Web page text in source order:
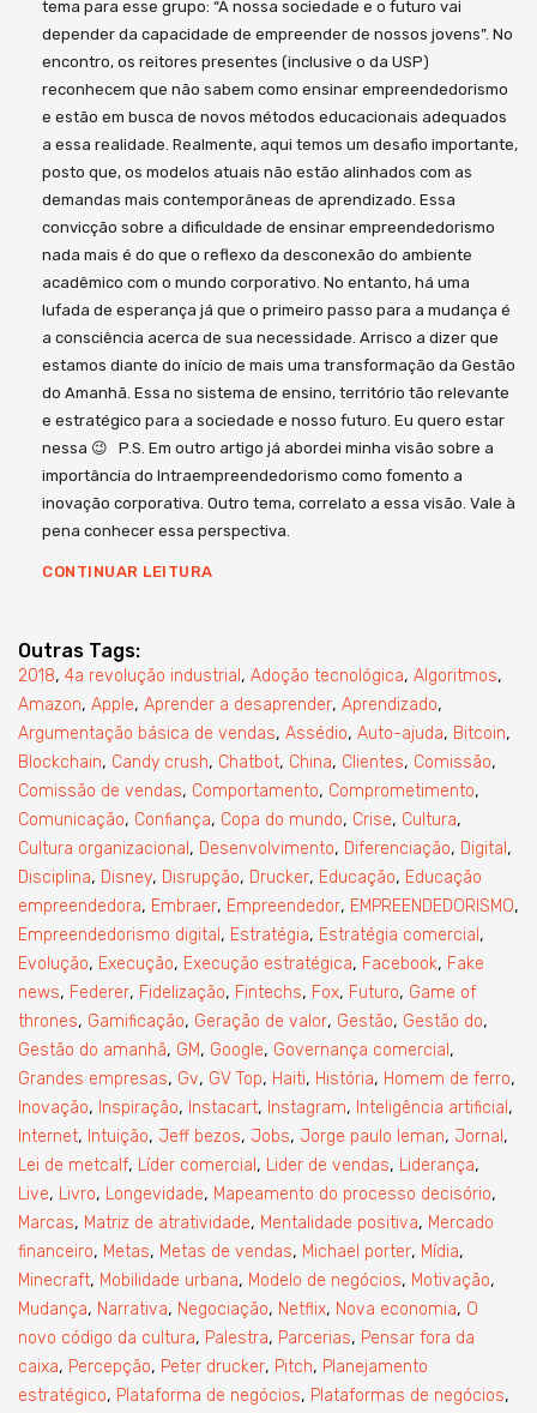
tema para esse grupo: “A nossa sociedade e o futuro vai
depender da capacidade de empreender de nossos jovens”. No
encontro, os reitores presentes (inclusive o da USP)
reconhecem que não sabem como ensinar empreendedorismo
e estão em busca de novos métodos educacionais adequados
a essa realidade. Realmente, aqui temos um desafio importante,
posto que, os modelos atuais não estão alinhados com as
demandas mais contemporâneas de aprendizado. Essa
convicção sobre a dificuldade de ensinar empreendedorismo
nada mais é do que o reflexo da desconexão do ambiente
acadêmico com o mundo corporativo. No entanto, há uma
lufada de esperança já que o primeiro passo para a mudança é
a consciência acerca de sua necessidade. Arrisco a dizer que
estamos diante do início de mais uma transformação da Gestão
do Amanhã. Essa no sistema de ensino, território tão relevante
e estratégico para a sociedade e nosso futuro. Eu quero estar
nessa 😉 P.S. Em outro artigo já abordei minha visão sobre a
importância do Intraempreendedorismo como fomento a
inovação corporativa. Outro tema, correlato a essa visão. Vale à
pena conhecer essa perspectiva.
CONTINUAR LEITURA
Outras Tags:
2018, 4a revolução industrial , Adoção tecnológica, Algoritmos,
Amazon, Apple, Aprender a desaprender, Aprendizado,
Argumentação básica de vendas, Assédio, Auto-ajuda, Bitcoin,
Blockchain, Candy crush, Chatbot, China, Clientes, Comissão,
Comissão de vendas, Comportamento, Comprometimento,
Comunicação, Confiança, Copa do mundo, Crise, Cultura,
Cultura organizacional , Desenvolvimento, Diferenciação, Digital ,
Disciplina, Disney, Disrupção, Drucker, Educação, Educação
empreendedora, Embraer, Empreendedor, EMPREENDEDORISMO,
Empreendedorismo digital , Estratégia, Estratégia comercial ,
Evolução, Execução, Execução estratégica, Facebook, Fake
news, Federer, Fidelização, Fintechs, Fox, Futuro, Game of
thrones, Gamificação, Geração de valor, Gestão, Gestão do,
Gestão do amanhã, GM, Google, Governança comercial ,
Grandes empresas, Gv, GV Top, Haiti, História, Homem de ferro,
Inovação, Inspiração, Instacart, Instagram, Inteligência artificial ,
Internet, Intuição, Jeff bezos, Jobs, Jorge paulo leman, Jornal ,
Lei de metcalf, Líder comercial , Lider de vendas, Liderança,
Live, Livro, Longevidade, Mapeamento do processo decisório,
Marcas, Matriz de atratividade, Mentalidade positiva, Mercado
financeiro, Metas, Metas de vendas, Michael porter, Mídia,
Minecraft, Mobilidade urbana, Modelo de negócios, Motivação,
Mudança, Narrativa, Negociação, Netflix, Nova economia, O
novo código da cultura, Palestra, Parcerias, Pensar fora da
caixa, Percepção, Peter drucker, Pitch, Planejamento
estratégico, Plataforma de negócios, Plataformas de negócios,